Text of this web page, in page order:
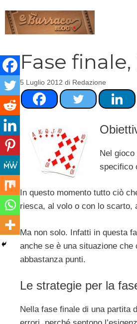
contenuto
Fase
5 Luglio 2012 di Redazione
Nel
specifico
In questo momento tutto ciò
riesca, al volo o con lo scarto,
Ma non solo. Infatti in questa
anche se è una situazione
abbastanza punti.
Le strategie per la
Nella fase finale di una partita